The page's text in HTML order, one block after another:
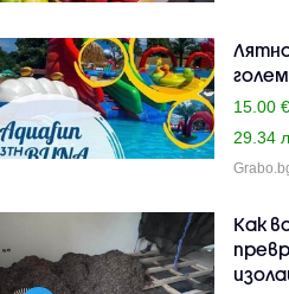
15.00 €
29.34
Как